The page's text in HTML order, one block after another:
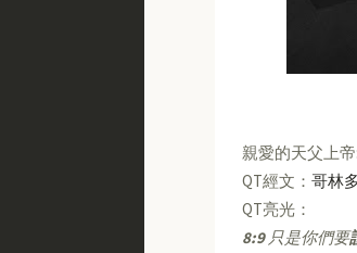
親愛的天父上帝:
QT經文： 哥林
QT亮光：
8:9只是你們要